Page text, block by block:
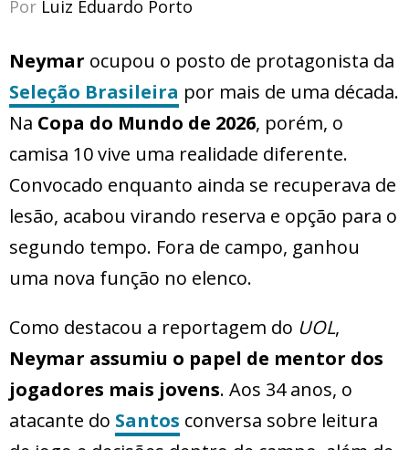
Por Luiz Eduardo Porto
Neymar ocupou o posto de protagonista da
Seleção Brasileira por mais de uma década.
Na Copa do Mundo de 2026, porém, o
camisa 10 vive uma realidade diferente.
Convocado enquanto ainda se recuperava de
lesão, acabou virando reserva e opção para o
segundo tempo. Fora de campo, ganhou
uma nova função no elenco.
Como destacou a reportagem do UOL,
Neymar assumiu o papel de mentor dos
jogadores mais jovens. Aos 34 anos, o
atacante do Santos conversa sobre leitura